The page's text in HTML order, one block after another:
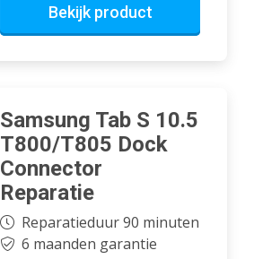
Bekijk product
Samsung Tab S 10.5
T800/T805 Dock
Connector
Reparatie
Reparatieduur 90 minuten
6 maanden garantie